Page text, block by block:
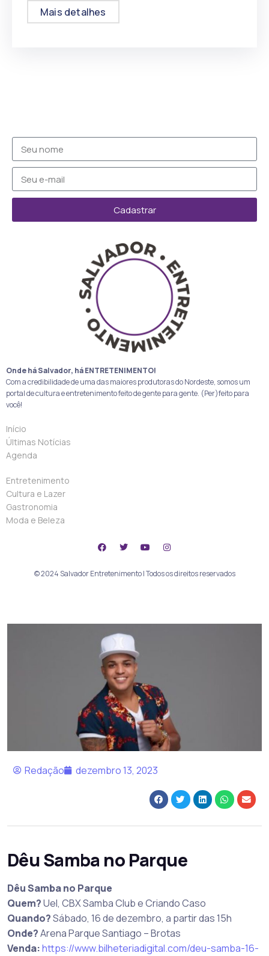
Mais detalhes
Cadastrar
Onde há Salvador, há ENTRETENIMENTO!
Com a credibilidade de uma das maiores produtoras do Nordeste, somos um
portal de cultura e entretenimento feito de gente para gente. (Per)feito para
você!
Início
Últimas Notícias
Agenda
Entretenimento
Cultura e Lazer
Gastronomia
Moda e Beleza
© 2024 Salvador Entretenimento | Todos os direitos reservados
Redação dezembro 13, 2023
Dêu Samba no Parque
Dêu Samba no Parque
Quem?Uel, CBX Samba Club e Criando Caso
Quando?Sábado, 16 de dezembro, a partir das 15h
Onde?Arena Parque Santiago – Brotas
Venda:https://www.bilheteriadigital.com/deu-samba-16-